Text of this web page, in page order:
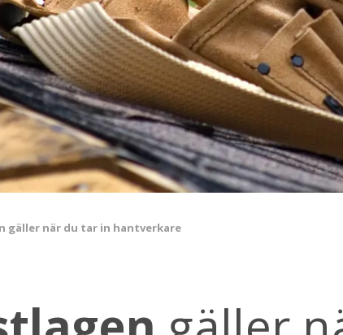
gäller när du tar in hantverkare